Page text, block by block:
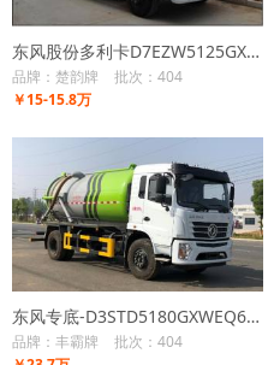
东风股份多利卡D7EZW5125GXWE6吸污车
品牌：楚韵牌
批次：404
￥15-15.8万
东风专底-D3STD5180GXWEQ6吸污车
品牌：丰霸牌
批次：404